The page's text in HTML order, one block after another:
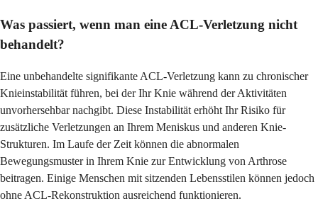
Was passiert, wenn man eine ACL-Verletzung nicht
behandelt?
Eine unbehandelte signifikante ACL-Verletzung kann zu chronischer
Knieinstabilität führen, bei der Ihr Knie während der Aktivitäten
unvorhersehbar nachgibt. Diese Instabilität erhöht Ihr Risiko für
zusätzliche Verletzungen an Ihrem Meniskus und anderen Knie-
Strukturen. Im Laufe der Zeit können die abnormalen
Bewegungsmuster in Ihrem Knie zur Entwicklung von Arthrose
beitragen. Einige Menschen mit sitzenden Lebensstilen können jedoch
ohne ACL-Rekonstruktion ausreichend funktionieren.